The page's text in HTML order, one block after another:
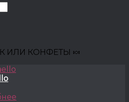
ИЛИ КОНФЕТЫ 🍬